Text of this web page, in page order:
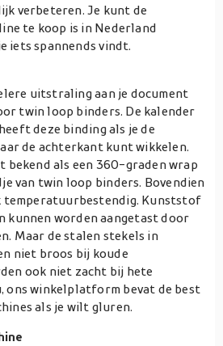
verbeteren. Je kunt de
te koop is in Nederland
iets spannends vindt.
uitstraling aan je document
twin loop binders. De kalender
deze binding als je de
de achterkant kunt wikkelen.
bekend als een 360-graden wrap
van twin loop binders. Bovendien
temperatuurbestendig. Kunststof
kunnen worden aangetast door
Maar de stalen stekels in
niet broos bij koude
ook niet zacht bij hete
ons winkelplatform bevat de best
als je wilt gluren.